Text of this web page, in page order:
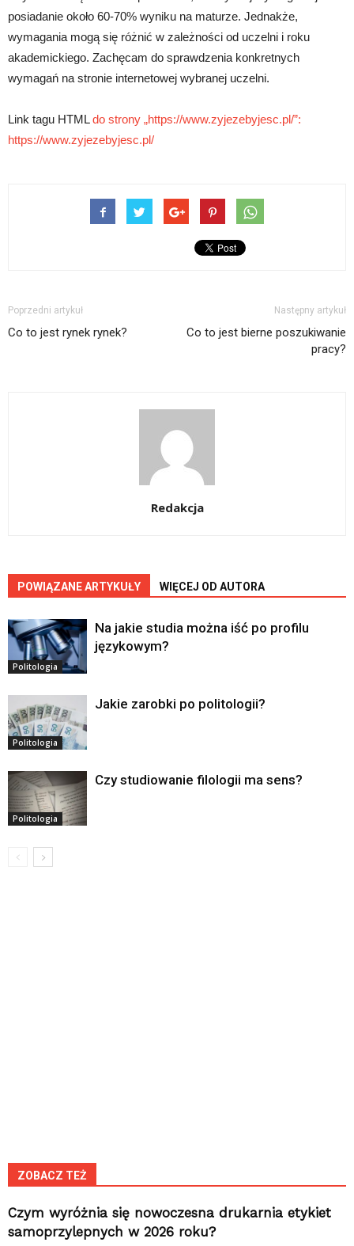
posiadanie około 60-70% wyniku na maturze. Jednakże,
wymagania mogą się różnić w zależności od uczelni i roku
akademickiego. Zachęcam do sprawdzenia konkretnych
wymagań na stronie internetowej wybranej uczelni.
Link tagu HTMLdo strony „https://www.zyjezebyjesc.pl/”:
https://www.zyjezebyjesc.pl/
Poprzedni artykuł
Co to jest rynek rynek?
Następny artykuł
Co to jest bierne poszukiwanie
pracy?
Redakcja
POWIĄZANE ARTYKUŁY WIĘCEJ OD AUTORA
Politologia
Na jakie studia można iść po profilu
językowym?
Politologia
Jakie zarobki po politologii?
Politologia
Czy studiowanie filologii ma sens?
ZOBACZ TEŻ
Czym wyróżnia się nowoczesna drukarnia etykiet
samoprzylepnych w 2026 roku?